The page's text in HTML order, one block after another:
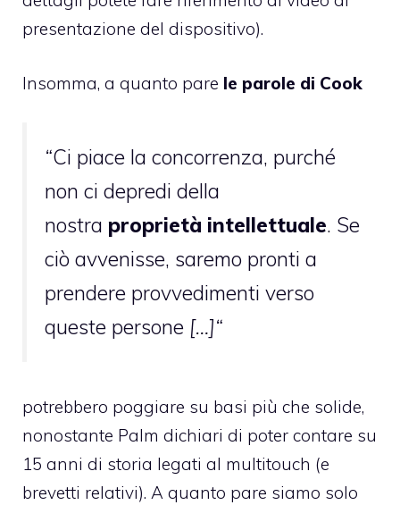
presentazione del dispositivo).
Insomma, a quanto pare le parole di Cook
“Ci piace la concorrenza, purché
non ci depredi della
nostra proprietà intellettuale. Se
ciò avvenisse, saremo pronti a
prendere provvedimenti verso
queste persone […]“
potrebbero poggiare su basi più che solide,
nonostante Palm dichiari di poter contare su
15 anni di storia legati al multitouch (e
brevetti relativi). A quanto pare siamo solo